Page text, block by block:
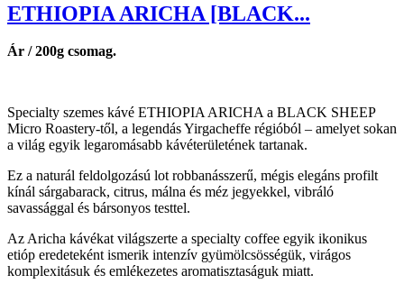
ETHIOPIA ARICHA [BLACK...
Ár / 200g csomag.
Specialty szemes kávé ETHIOPIA ARICHA a BLACK SHEEP
Micro Roastery-től, a legendás Yirgacheffe régióból – amelyet sokan
a világ egyik legaromásabb kávéterületének tartanak.
Ez a naturál feldolgozású lot robbanásszerű, mégis elegáns profilt
kínál sárgabarack, citrus, málna és méz jegyekkel, vibráló
savassággal és bársonyos testtel.
Az Aricha kávékat világszerte a specialty coffee egyik ikonikus
etióp eredeteként ismerik intenzív gyümölcsösségük, virágos
komplexitásuk és emlékezetes aromatisztaságuk miatt.